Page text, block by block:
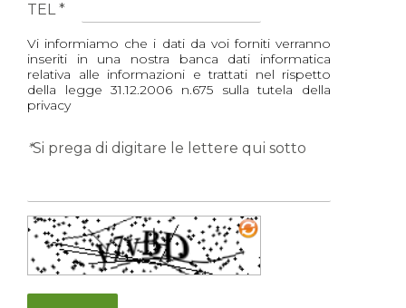
TEL *
Vi informiamo che i dati da voi forniti verranno
inseriti in una nostra banca dati informatica
relativa alle informazioni e trattati nel rispetto
della legge 31.12.2006 n.675 sulla tutela della
privacy
*Si prega di digitare le lettere qui sotto